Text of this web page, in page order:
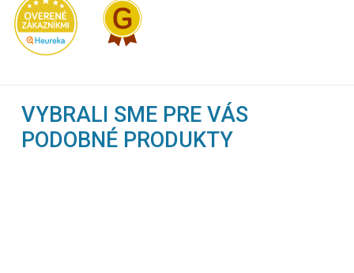
VYBRALI SME PRE VÁS
PODOBNÉ PRODUKTY